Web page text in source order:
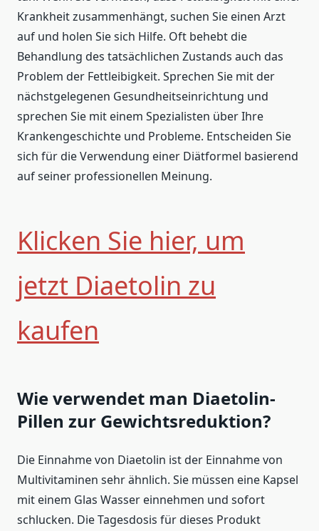
Krankheit zusammenhängt, suchen Sie einen Arzt
auf und holen Sie sich Hilfe. Oft behebt die
Behandlung des tatsächlichen Zustands auch das
Problem der Fettleibigkeit. Sprechen Sie mit der
nächstgelegenen Gesundheitseinrichtung und
sprechen Sie mit einem Spezialisten über Ihre
Krankengeschichte und Probleme. Entscheiden Sie
sich für die Verwendung einer Diätformel basierend
auf seiner professionellen Meinung.
Klicken Sie hier, um
jetzt Diaetolin zu
kaufen
Wie verwendet man Diaetolin-
Pillen zur Gewichtsreduktion?
Die Einnahme von Diaetolin ist der Einnahme von
Multivitaminen sehr ähnlich. Sie müssen eine Kapsel
mit einem Glas Wasser einnehmen und sofort
schlucken. Die Tagesdosis für dieses Produkt